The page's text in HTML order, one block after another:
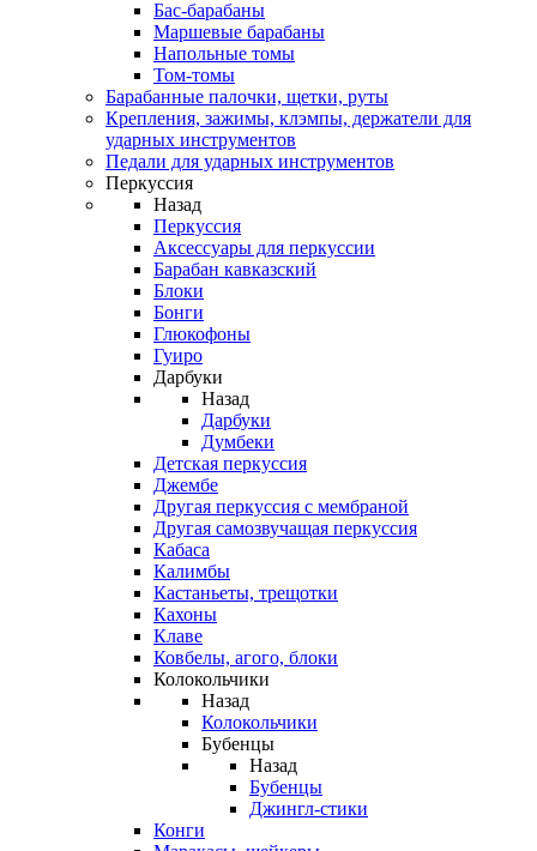
Бас-барабаны
Маршевые барабаны
Напольные томы
Том-томы
Барабанные палочки, щетки, руты
Крепления, зажимы, клэмпы, держатели для
ударных инструментов
Педали для ударных инструментов
Перкуссия
Назад
Перкуссия
Аксессуары для перкуссии
Барабан кавказский
Блоки
Бонги
Глюкофоны
Гуиро
Дарбуки
Назад
Дарбуки
Думбеки
Детская перкуссия
Джембе
Другая перкуссия с мембраной
Другая самозвучащая перкуссия
Кабаса
Калимбы
Кастаньеты, трещотки
Кахоны
Клаве
Ковбелы, агого, блоки
Колокольчики
Назад
Колокольчики
Бубенцы
Назад
Бубенцы
Джингл-стики
Конги